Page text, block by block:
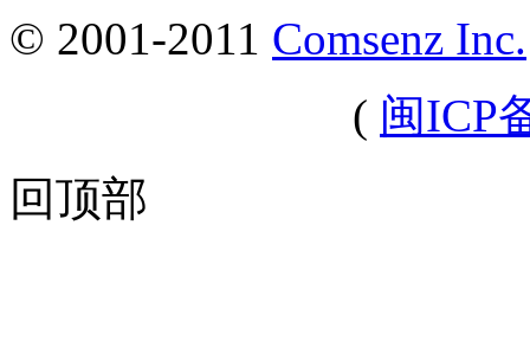
© 2001-2011 Comsenz Inc.
( 闽ICP
回顶部